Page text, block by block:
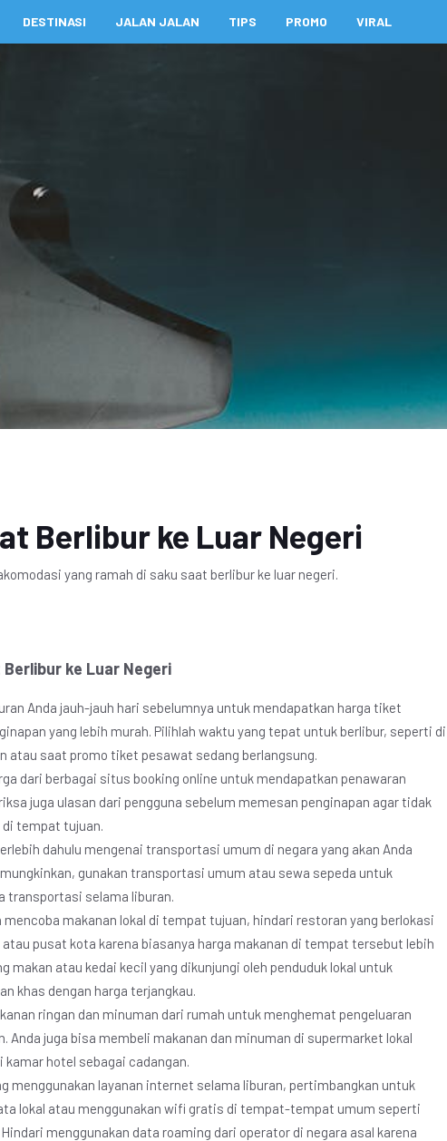
DESTINASI JALAN JALAN TIPS PROMO VIRAL
Berlibur ke Luar Negeri
yang ramah di saku saat berlibur ke luar negeri.
ke Luar Negeri
Anda jauh-jauh hari sebelumnya untuk mendapatkan harga tiket
yang lebih murah. Pilihlah waktu yang tepat untuk berlibur, seperti di
atau saat promo tiket pesawat sedang berlangsung.
dari berbagai situs booking online untuk mendapatkan penawaran
juga ulasan dari pengguna sebelum memesan penginapan agar tidak
tempat tujuan.
dahulu mengenai transportasi umum di negara yang akan Anda
gunakan transportasi umum atau sewa sepeda untuk
transportasi selama liburan.
mencoba makanan lokal di tempat tujuan, hindari restoran yang berlokasi
pusat kota karena biasanya harga makanan di tempat tersebut lebih
makan atau kedai kecil yang dikunjungi oleh penduduk lokal untuk
khas dengan harga terjangkau.
ringan dan minuman dari rumah untuk menghemat pengeluaran
Anda juga bisa membeli makanan dan minuman di supermarket lokal
kamar hotel sebagai cadangan.
menggunakan layanan internet selama liburan, pertimbangkan untuk
lokal atau menggunakan wifi gratis di tempat-tempat umum seperti
menggunakan data roaming dari operator di negara asal karena